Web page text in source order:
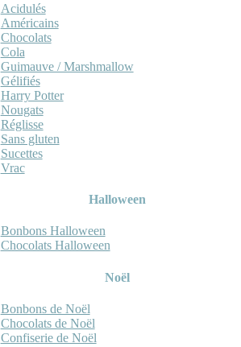
Acidulés
Américains
Chocolats
Cola
Guimauve / Marshmallow
Gélifiés
Harry Potter
Nougats
Réglisse
Sans gluten
Sucettes
Vrac
Halloween
Bonbons Halloween
Chocolats Halloween
Noël
Bonbons de Noël
Chocolats de Noël
Confiserie de Noël